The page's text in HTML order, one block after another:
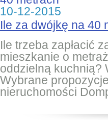
10-12-2015
Ile za dwójkę na 40
Ile trzeba zapłacić
mieszkanie o
oddzielną kuchnią?
Wybrane
nieruchomości